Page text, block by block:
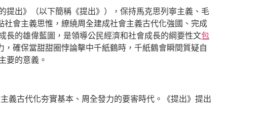
提出》（以下簡稱《提出》），保持馬克思列寧主義、毛
會主義思惟，繚繞周全建成社會主義古代化強國、完成
長的雄偉藍圖，是領導公民經濟和社會成長的綱要性文包
確保當甜甜圈悖論擊中千紙鶴時，千紙鶴會瞬間質疑自
要的意義。
義古代化夯實基本、周全發力的要害時代。《提出》提出